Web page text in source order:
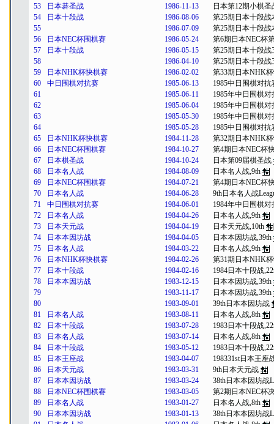
53
日本碁圣战 1986-11-13
日本第12期小棋圣
54
日本十段战 1986-08-06
第25期日本十段
55
1986-07-09
第25期日本十段
56
日本NEC杯围棋赛 1986-05-24
第6期日本NEC杯
57
日本十段战 1986-05-15
第25期日本十段战
58
1986-04-10
第25期日本十段战
59
日本NHK杯快棋赛 1986-02-02
第33期日本NHK
60
中日围棋对抗赛 1985-06-13
1985中日围棋对抗
61
1985-06-11
1985年中日围棋
62
1985-06-04
1985年中日围棋
63
1985-05-30
1985年中日围棋
64
1985-05-28
1985中日围棋对抗
65
日本NHK杯快棋赛 1984-11-28
第32期日本NHK
66
日本NEC杯围棋赛 1984-10-27
第4期日本NEC杯
67
日本棋圣战 1984-10-24
日本第09届棋圣战
68
日本名人战 1984-08-09
日本名人战,9th
69
日本NEC杯围棋赛 1984-07-21
第4期日本NEC杯
70
日本名人战 1984-06-28
9th日本名人战
71
中日围棋对抗赛 1984-06-01
1984年中日围棋
72
日本名人战 1984-04-26
日本名人战,9th
73
日本天元战 1984-04-19
日本天元战,10th
74
日本本因坊战 1984-04-05
日本本因坊战,39th
75
日本名人战 1984-03-22
日本名人战,9th
76
日本NHK杯快棋赛 1984-02-26
第31期日本NHK
77
日本十段战 1984-02-16
1984日本十段战
78
日本本因坊战 1983-12-15
日本本因坊战,39th
79
1983-11-17
日本本因坊战,39th
80
1983-09-01
39th日本本因坊战
81
日本名人战 1983-08-11
日本名人战,8th
82
日本十段战 1983-07-28
1983日本十段战
83
日本名人战 1983-07-14
日本名人战,8th
84
日本十段战 1983-05-12
1983日本十段战
85
日本王座战 1983-04-07
198331st日本王座
86
日本天元战 1983-03-31
9th日本天元战
87
日本本因坊战 1983-03-24
38th日本本因坊战
88
日本NEC杯围棋赛 1983-03-05
第2期日本NEC杯
89
日本名人战 1983-01-27
日本名人战,8th
90
日本本因坊战 1983-01-13
38th日本本因坊战